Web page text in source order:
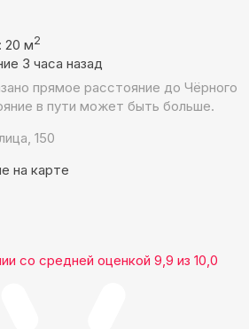
20 м2
3 часа назад
прямое расстояние до Чёрного
в пути может быть больше.
150
на карте
со средней оценкой 9,9 из 10,0